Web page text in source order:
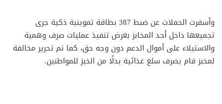
وأسفرت الحملات عن ضبط 387 بطاقة تموينية ذكية جرى
تجميعها داخل أحد المخابز بغرض تنفيذ عمليات صرف وهمية
والاستيلاء على أموال الدعم دون وجه حق، كما تم تحرير مخالفة
لمخبز قام بصرف سلع غذائية بدلًا من الخبز للمواطنين.